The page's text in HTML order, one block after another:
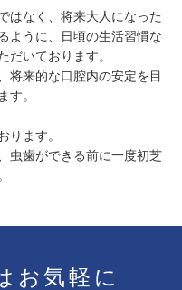
はなく、将来大人になった
ように、日頃の生活習慣な
だいております。
将来的な口腔内の安定を目
す。
ります。
虫歯ができる前に一度初芝
お気軽に